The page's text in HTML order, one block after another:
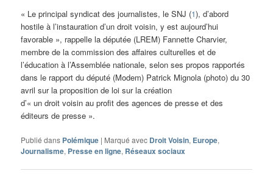
« Le principal syndicat des journalistes, le SNJ (1), d’abord
hostile à l’instauration d’un droit voisin, y est aujourd’hui
favorable », rappelle la députée (LREM) Fannette Charvier,
membre de la commission des affaires culturelles et de
l’éducation à l’Assemblée nationale, selon ses propos rapportés
dans le rapport du député (Modem) Patrick Mignola (photo) du 30
avril sur la proposition de loi sur la création
d’« un droit voisin au profit des agences de presse et des
éditeurs de presse ».
Publié dans Polémique | Marqué avec Droit Voisin, Europe,
Journalisme, Presse en ligne, Réseaux sociaux